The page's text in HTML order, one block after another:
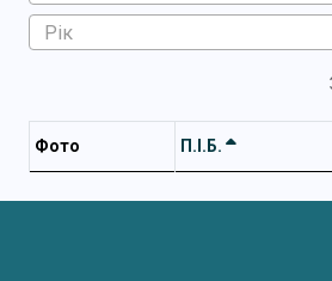
Фото П.І.Б.